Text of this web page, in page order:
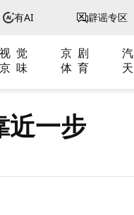
有AI 辟谣专区
视 觉 京 剧
京 味 体 育
近一步